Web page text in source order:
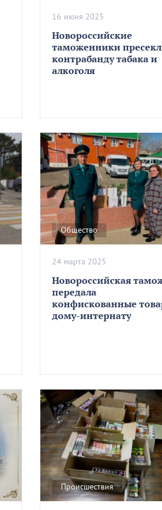
Новороссийские
таможенники
контрабанду табака и
алкоголя
16 июня 2025
Общество
Новороссийская
передала
конфискованные
дому-интернату
24 марта 2025
Происшествия